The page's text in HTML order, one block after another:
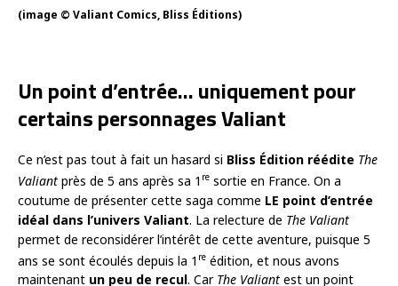
(image © Valiant Comics, Bliss Éditions)
Un point d’entrée… uniquement pour
certains personnages Valiant
Ce n’est pas tout à fait un hasard si Bliss Édition réédite The
Valiant près de 5 ans après sa 1 re sortie en France. On a
coutume de présenter cette saga comme LE point d’entrée
idéal dans l’univers Valiant. La relecture de The Valiant
permet de reconsidérer l’intérêt de cette aventure, puisque 5
ans se sont écoulés depuis la 1 re édition, et nous avons
maintenant un peu de recul. Car The Valiant est un point